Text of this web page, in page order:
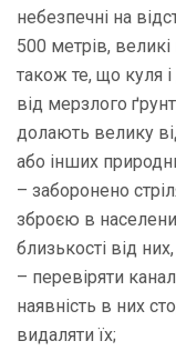
небезпечні на
500 метрів,
також те, що куля
від мерзлого
долають велику
або інших
– заборонено
зброєю в
близькості від
– перевіряти
наявність в них
видаляти їх;